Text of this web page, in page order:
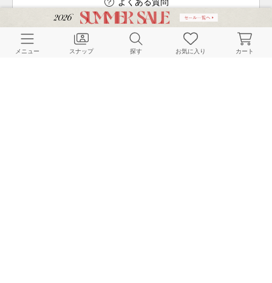
よくある質問
メニュー スナップ 探す お気に入り カート